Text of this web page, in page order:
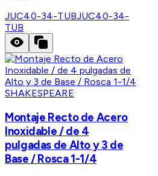
JUC40-34-TUBJUC40-34-
TUB
SHAKESPEARE
Montaje Recto de Acero
Inoxidable / de 4
pulgadas de Alto y 3 de
Base / Rosca 1-1/4